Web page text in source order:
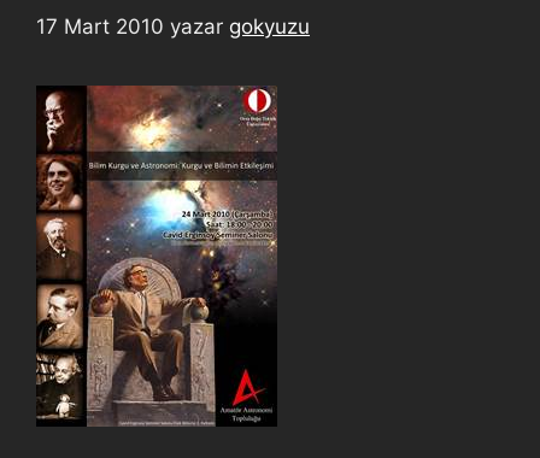
17 Mart 2010 yazar gokyuzu